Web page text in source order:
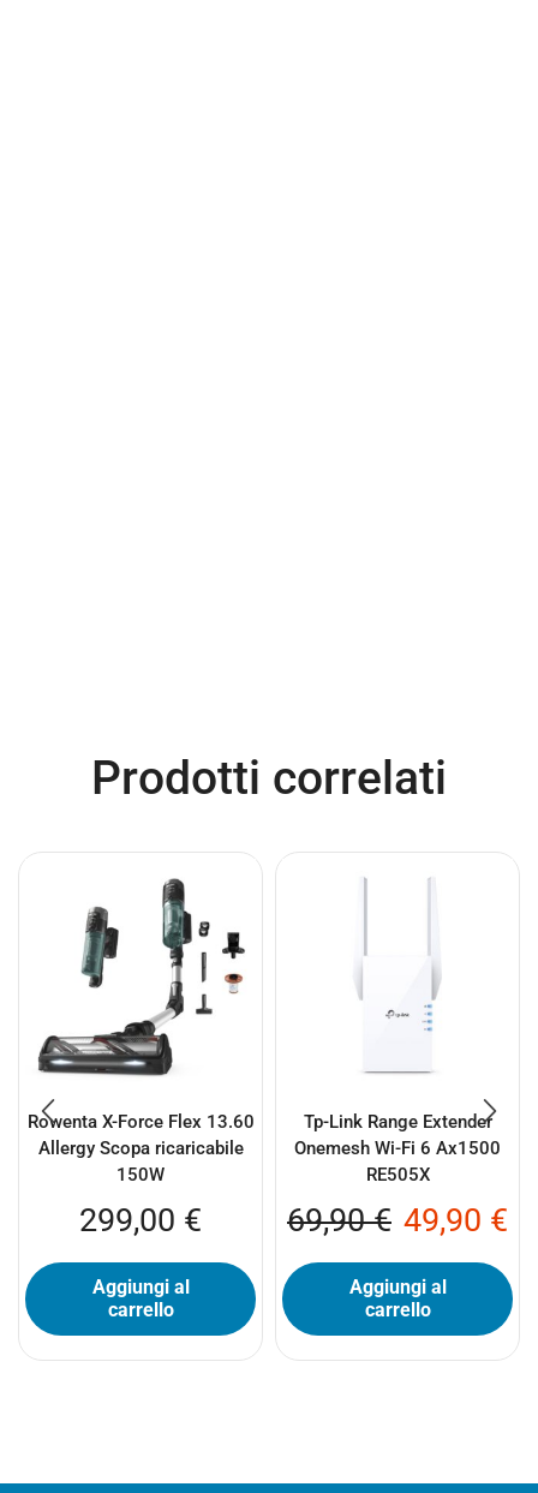
Prodotti correlati
Rowenta X-Force Flex 13.60
Allergy Scopa ricaricabile
150W
299,00 €
Aggiungi al
carrello
Tp-Link Range Extender
Onemesh Wi-Fi 6 Ax1500
RE505X
69,90€ 49,90 €
Aggiungi al
carrello